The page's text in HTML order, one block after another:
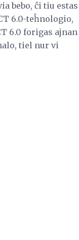
bebo, ĉi tiu estas
6.0-teĥnologio,
6.0 forigas ajnan
tiel nur vi